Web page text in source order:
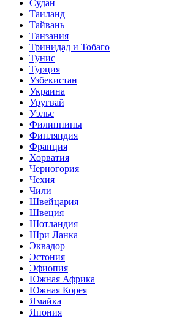
Судан
Таиланд
Тайвань
Танзания
Тринидад и Тобаго
Тунис
Турция
Узбекистан
Украина
Уругвай
Уэльс
Филиппины
Финляндия
Франция
Хорватия
Черногория
Чехия
Чили
Швейцария
Швеция
Шотландия
Шри Ланка
Эквадор
Эстония
Эфиопия
Южная Африка
Южная Корея
Ямайка
Япония